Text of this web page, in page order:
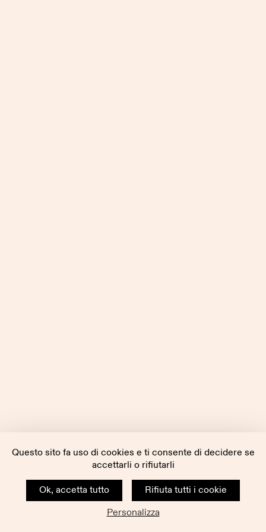
Questo sito fa uso di cookies e ti consente di decidere se
accettarli o rifiutarli
Ok, accetta tutto
Rifiuta tutti i cookie
Personalizza